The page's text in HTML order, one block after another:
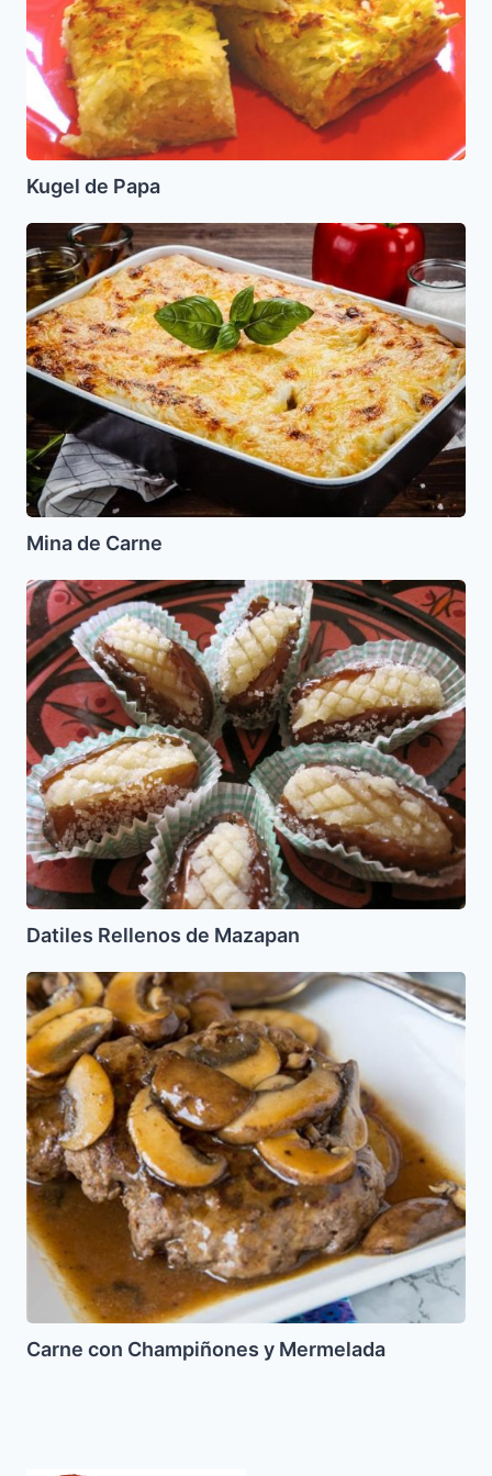
Kugel de Papa
Mina
de
Carne
Mina de Carne
Datiles
Rellenos
de
Mazapan
Datiles Rellenos de Mazapan
Carne
con
Champiñones
y
Mermelada
Carne con Champiñones y Mermelada